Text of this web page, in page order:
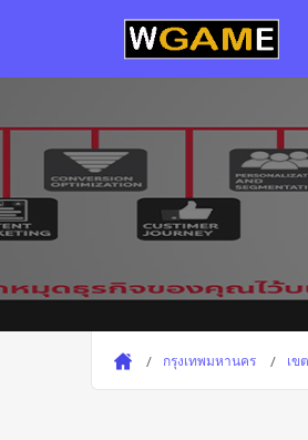
กรุงเทพมหานคร เข